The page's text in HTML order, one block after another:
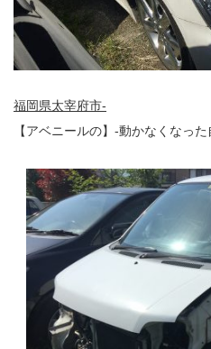
福岡県太宰府市-
【アベニールの】-動かなくなっ